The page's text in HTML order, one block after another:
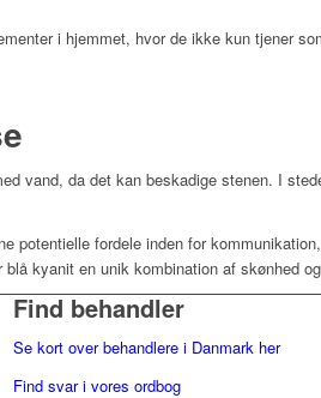
i hjemmet, hvor de ikke kun tjener
vand, da det kan beskadige stenen. I
fordele inden for
kyanit en unik kombination af skønhed
Find behandler
Se kort over behandlere i Danmark her
Find svar i vores ordbog